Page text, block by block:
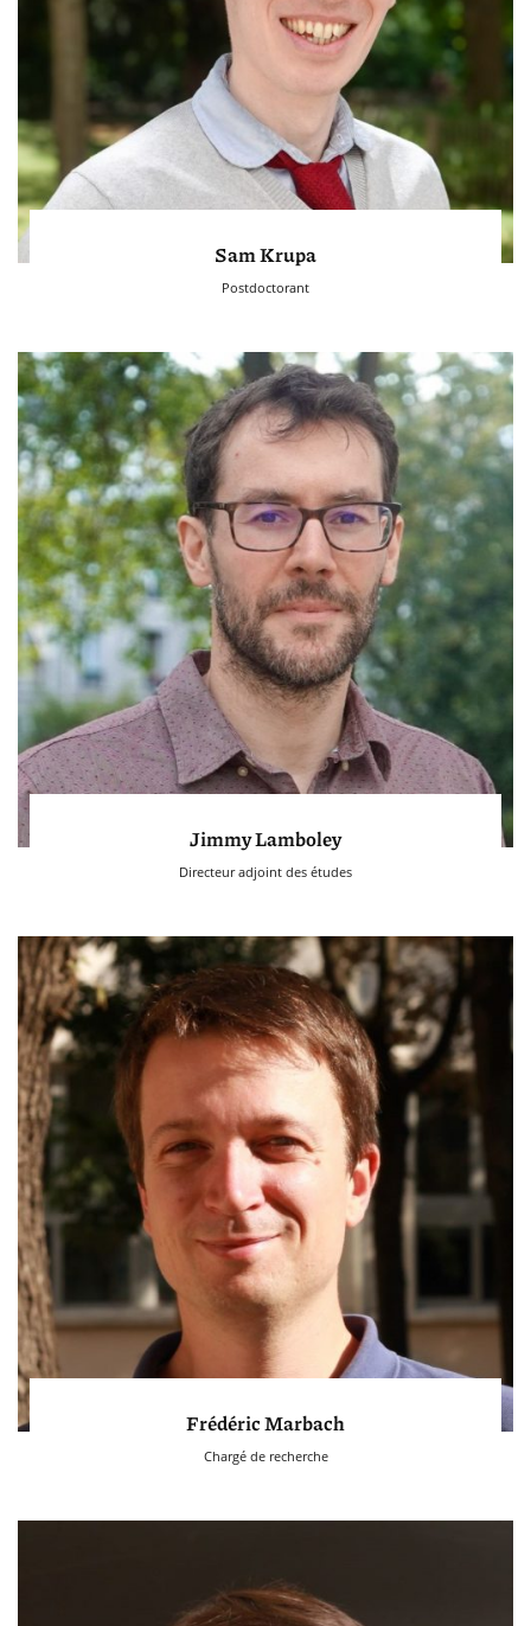
Sam Krupa
Postdoctorant
Jimmy Lamboley
Directeur adjoint des études
Frédéric Marbach
Chargé de recherche